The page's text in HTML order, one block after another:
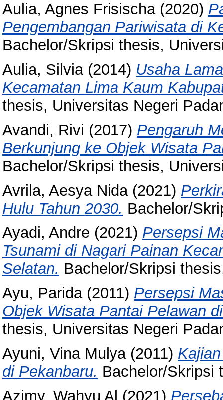
Aulia, Agnes Frisischa(2020)
Pengembangan Pariwisata di
Bachelor/Skripsi thesis,
Aulia, Silvia(2014) Usaha
Kecamatan Lima Kaum
thesis, Universitas Negeri
Avandi, Rivi (2017) Pengaruh
Berkunjung ke Objek Wisata
Bachelor/Skripsi thesis,
Avrila, Aesya Nida(2021)
Hulu Tahun 2030. Bachelor/
Ayadi, Andre (2021) Persepsi
Tsunami di Nagari Painan
Selatan. Bachelor/Skripsi
Ayu, Parida(2011) Persepsi
Objek Wisata Pantai Pelawan
thesis, Universitas Negeri
Ayuni, Vina Mulya(2011)
di Pekanbaru. Bachelor/Skripsi
Azimy, Wahyu Al (2021)